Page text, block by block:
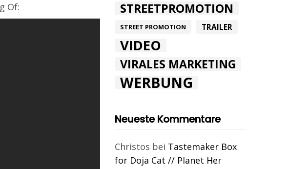
Of: STREETPROMOTION
STREET PROMOTION TRAILER
VIDEO
VIRALES MARKETING
WERBUNG
Neueste Kommentare
Christos bei Tastemaker Box
for Doja Cat // Planet Her